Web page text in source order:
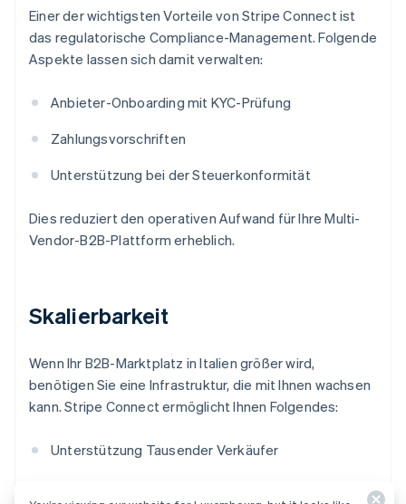
Einer der wichtigsten Vorteile von Stripe Connect ist
das regulatorische Compliance-Management. Folgende
Aspekte lassen sich damit verwalten:
Anbieter-Onboarding mit KYC-Prüfung
Zahlungsvorschriften
Unterstützung bei der Steuerkonformität
Dies reduziert den operativen Aufwand für Ihre Multi-
Vendor-B2B-Plattform erheblich.
Skalierbarkeit
Wenn Ihr B2B-Marktplatz in Italien größer wird,
benötigen Sie eine Infrastruktur, die mit Ihnen wachsen
kann. Stripe Connect ermöglicht Ihnen Folgendes:
Unterstützung Tausender Verkäufer